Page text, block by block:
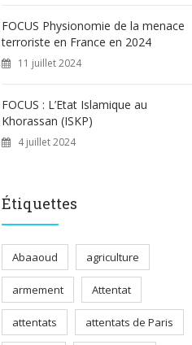
FOCUS Physionomie de la menace
terroriste en France en 2024
11 juillet 2024
FOCUS : L’Etat Islamique au
Khorassan (ISKP)
4 juillet 2024
Étiquettes
Abaaoud agriculture
armement Attentat
attentats attentats de Paris